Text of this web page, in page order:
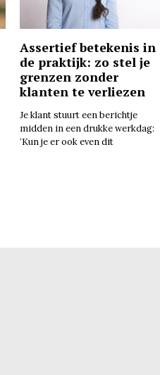
Assertief betekenis in
de praktijk: zo stel je
grenzen zonder
klanten te verliezen
Je klant stuurt een berichtje
midden in een drukke werkdag:
‘Kun je er ook even dit